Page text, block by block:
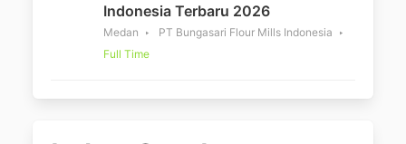
Indonesia Terbaru 2026
Medan
PT Bungasari Flour Mills Indonesia
Full Time